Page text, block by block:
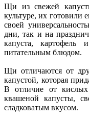
Щи из свежей
культуре, их готовили
своей
дни, так и на
капуста,
питательным блюдом.
Щи отличаются от
капустой, которая
В отличие от кислых
квашеной капусты,
сладковатым вкусом.